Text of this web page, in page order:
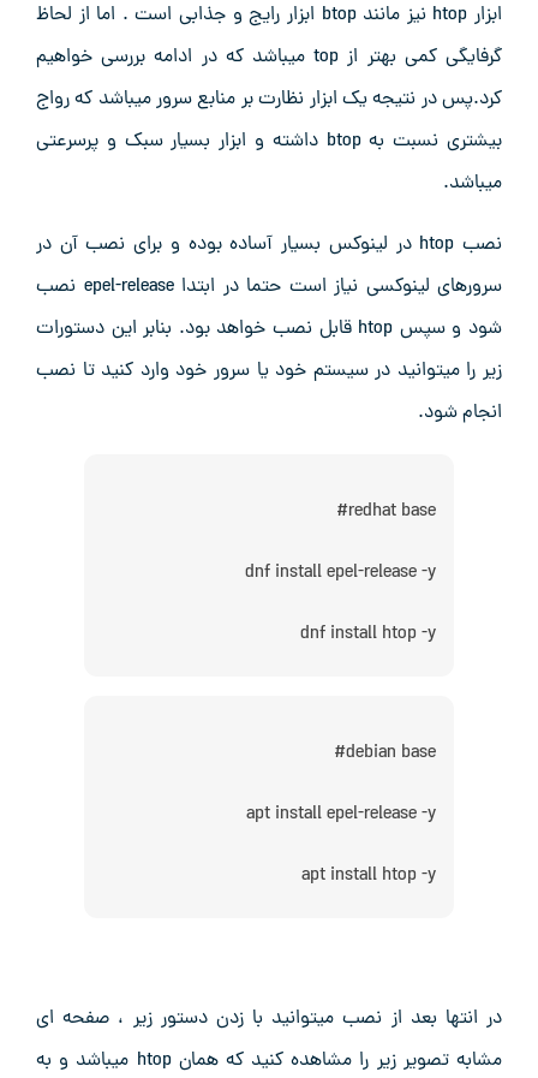
ابزار htop نیز مانند btop ابزار رایج و جذابی است . اما از لحاظ
گرفایگی کمی بهتر از top میباشد که در ادامه بررسی خواهیم
کرد.پس در نتیجه یک ابزار نظارت بر منابع سرور میباشد که رواج
بیشتری نسبت به btop داشته و ابزار بسیار سبک و پرسرعتی
میباشد.
نصب htop در لینوکس بسیار آساده بوده و برای نصب آن در
سرورهای لینوکسی نیاز است حتما در ابتدا epel-release نصب
شود و سپس htop قابل نصب خواهد بود. بنابر این دستورات
زیر را میتوانید در سیستم خود یا سرور خود وارد کنید تا نصب
انجام شود.
redhat base#
dnf install epel-release -y
dnf install htop -y
debian base#
apt install epel-release -y
apt install htop -y
در انتها بعد از نصب میتوانید با زدن دستور زیر ، صفحه ای
مشابه تصویر زیر را مشاهده کنید که همان htop میباشد و به